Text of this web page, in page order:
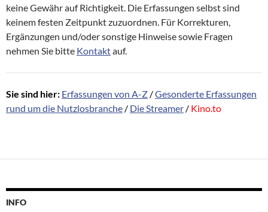
keine Gewähr auf Richtigkeit. Die Erfassungen selbst sind
keinem festen Zeitpunkt zuzuordnen. Für Korrekturen,
Ergänzungen und/oder sonstige Hinweise sowie Fragen
nehmen Sie bitte Kontaktauf.
Sie sind hier: Erfassungen von A-Z /Gesonderte Erfassungen
rund um die Nutzlosbranche / Die Streamer / Kino.to
INFO